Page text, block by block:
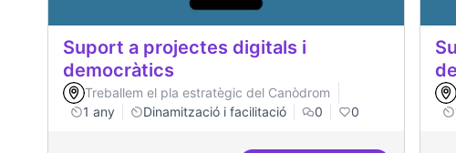
Suport a projectes digitals i
democràtics
Treballem el pla estratègic del Canòdrom
1 any
Dinamització i facilitació 0 0